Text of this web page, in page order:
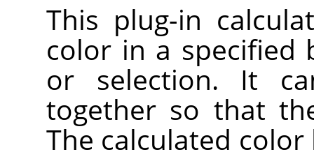
This plug-in
color in a specified
or selection. It
together so that
The calculated